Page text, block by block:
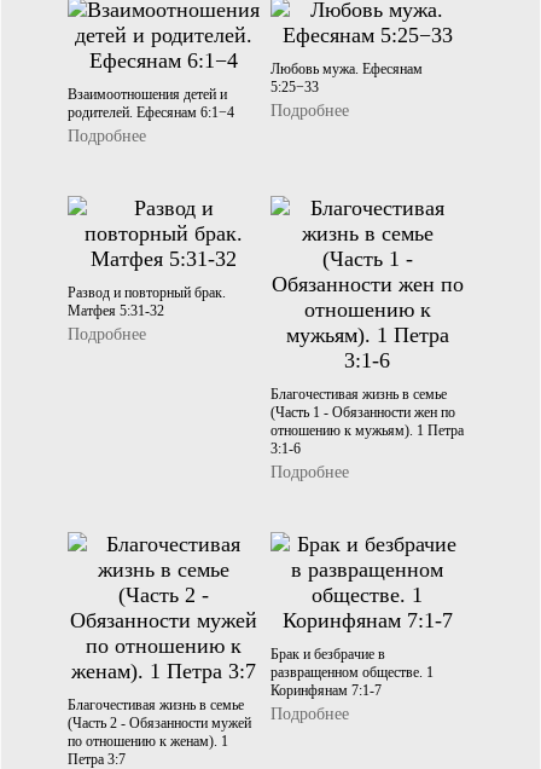
Взаимоотношения детей и
родителей. Ефесянам 6:1−4
Подробнее
Любовь мужа. Ефесянам
5:25−33
Подробнее
Развод и повторный брак.
Матфея 5:31-32
Подробнее
Благочестивая жизнь в семье
(Часть 1 - Обязанности жен по
отношению к мужьям). 1 Петра
3:1-6
Подробнее
Благочестивая жизнь в семье
(Часть 2 - Обязанности мужей
по отношению к женам). 1
Петра 3:7
Брак и безбрачие в
развращенном обществе. 1
Коринфянам 7:1-7
Подробнее